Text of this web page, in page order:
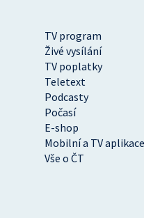
TV program
Živé vysílání
TV poplatky
Teletext
Podcasty
Počasí
E-shop
Mobilní a TV aplikace
Vše o ČT